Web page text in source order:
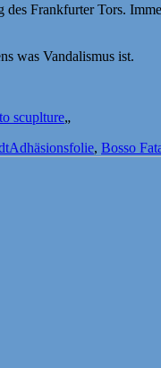
Frankfurter Tors.
was Vandalismus ist.
scuplture„
Schlagwörter
Adhäsionsfolie, Bosso